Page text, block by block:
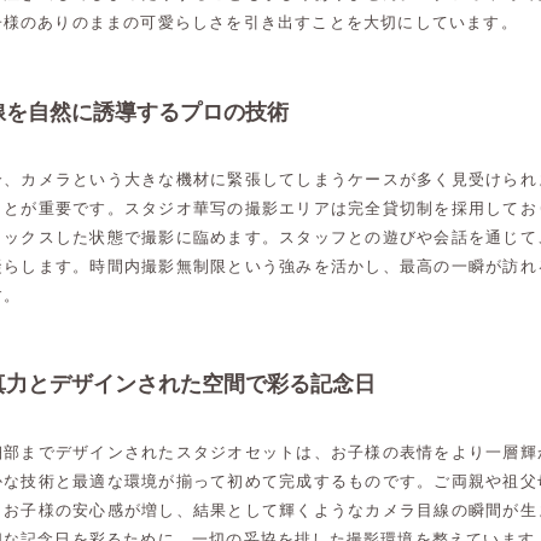
のありのままの可愛らしさを引き出すことを大切にしています。
自然に誘導するプロの技術
カメラという大きな機材に緊張してしまうケースが多く見受けら
が重要です。スタジオ華写の撮影エリアは完全貸切制を採用して
クスした状態で撮影に臨めます。スタッフとの遊びや会話を通じ
します。時間内撮影無制限という強みを活かし、最高の一瞬が訪
とデザインされた空間で彩る記念日
までデザインされたスタジオセットは、お子様の表情をより一層
技術と最適な環境が揃って初めて完成するものです。ご両親や祖
子様の安心感が増し、結果として輝くようなカメラ目線の瞬間が